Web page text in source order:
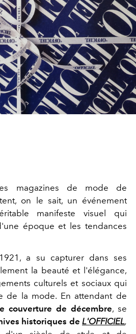
magazines de mode de
on le sait, un événement
manifeste visuel qui
époque et les tendances
a su capturer dans ses
la beauté et l'élégance,
culturels et sociaux qui
de la mode. En attendant de
couverture de décembre, se
historiques de L'OFFICIEL,